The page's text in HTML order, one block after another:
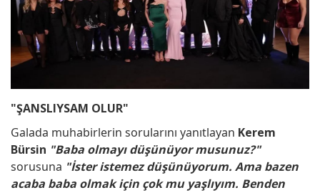
"ŞANSLIYSAM OLUR"
Galada muhabirlerin sorularını yanıtlayan Kerem
Bürsin "Baba olmayı düşünüyor musunuz?"
sorusuna "İster istemez düşünüyorum. Ama bazen
acaba baba olmak için çok mu yaşlıyım. Benden